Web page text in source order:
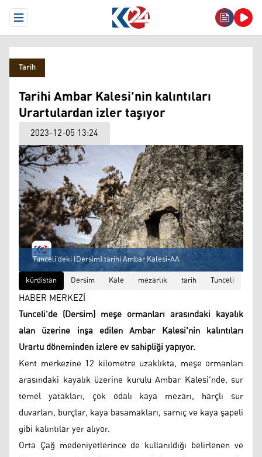
Open Menu
Tarih
Tarihi Ambar Kalesi'nin kalıntıları
Urartulardan izler taşıyor
2023-12-05 13:24
Tunceli'deki (Dersim) tarihi Ambar Kalesi-AA
kürdistan
Dersim Kale mezarlık tarih Tunceli
HABER MERKEZİ
Tunceli'de (Dersim) meşe ormanları arasındaki kayalık
alan üzerine inşa edilen Ambar Kalesi'nin kalıntıları
Urartu döneminden izlere ev sahipliği yapıyor.
Kent merkezine 12 kilometre uzaklıkta, meşe ormanları
arasındaki kayalık üzerine kurulu Ambar Kalesi'nde, sur
temel yatakları, çok odalı kaya mezarı, harçlı sur
duvarları, burçlar, kaya basamakları, sarnıç ve kaya şapeli
gibi kalıntılar yer alıyor.
Orta Çağ medeniyetlerince de kullanıldığı belirlenen ve